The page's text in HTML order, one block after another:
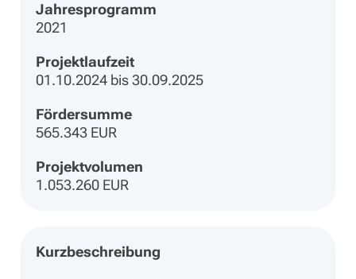
Jahresprogramm
2021
Projektlaufzeit
01.10.2024 bis 30.09.2025
Fördersumme
565.343 EUR
Projektvolumen
1.053.260 EUR
Kurzbeschreibung